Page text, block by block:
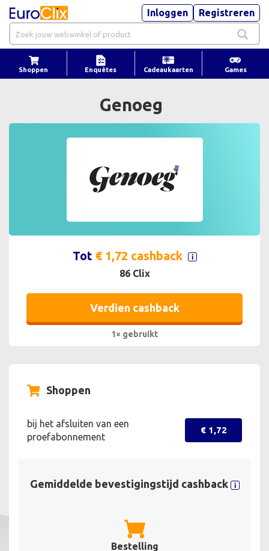
Inloggen Registreren
Shoppen Enquêtes Cadeaukaarten Games
Genoeg
Tot € 1,72 cashback
86 Clix
Verdien cashback
1× gebruikt
Shoppen
bij het afsluiten van een
proefabonnement
€ 1,72
Gemiddelde bevestigingstijd cashback
Bestelling